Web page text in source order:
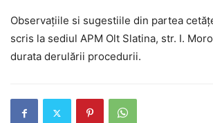
Observațiile si sugestiile din partea
scris la sediul APM Olt Slatina, str. I.
durata derulării procedurii.